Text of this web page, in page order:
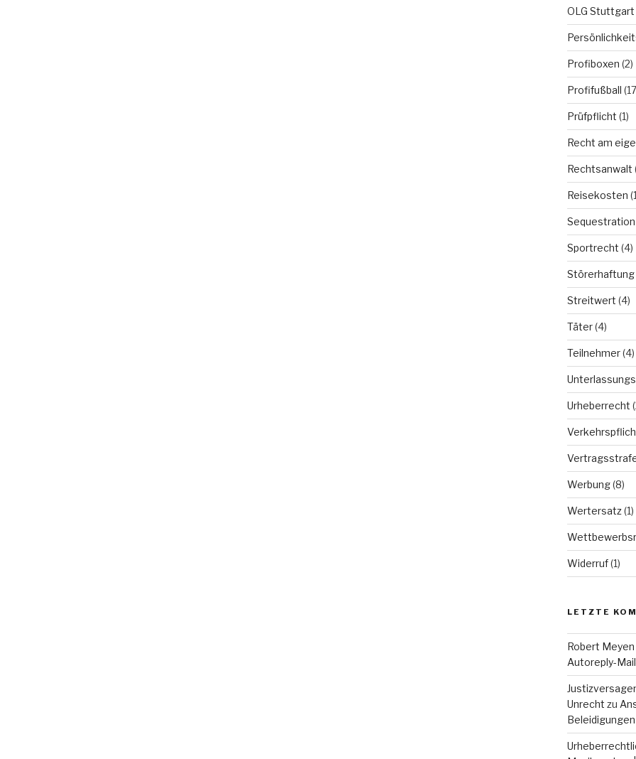
OLG Stuttgart
Profiboxen (2)
Profifußball
Prüfpflicht (1)
Recht am
Rechtsanwalt
Reisekosten
Sequestration
Sportrecht (4)
Störerhaftung
Streitwert (4)
Täter(4)
Teilnehmer(4)
Urheberrecht
Werbung(8)
Wertersatz(1)
Widerruf(1)
LETZTE
Robert Meyen
Autoreply-
Unrecht zu